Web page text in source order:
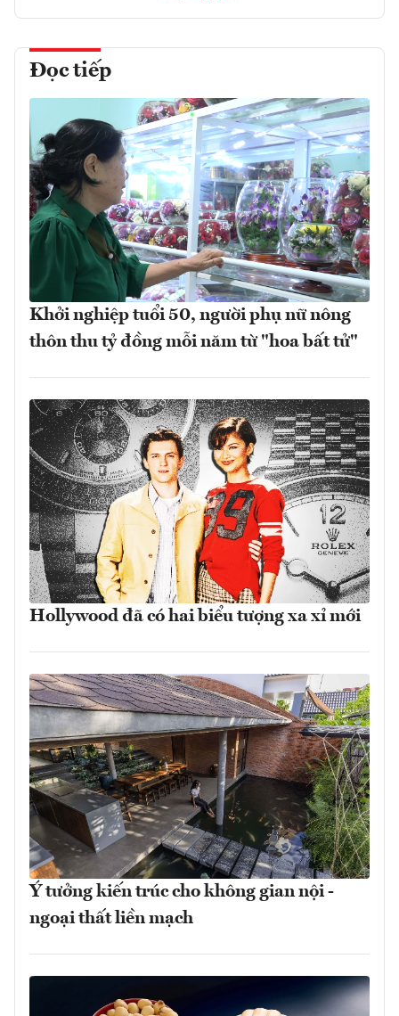
Đọc tiếp
Khởi nghiệp tuổi 50, người phụ nữ nông
thôn thu tỷ đồng mỗi năm từ "hoa bất tử"
Hollywood đã có hai biểu tượng xa xỉ mới
Ý tưởng kiến trúc cho không gian nội -
ngoại thất liền mạch